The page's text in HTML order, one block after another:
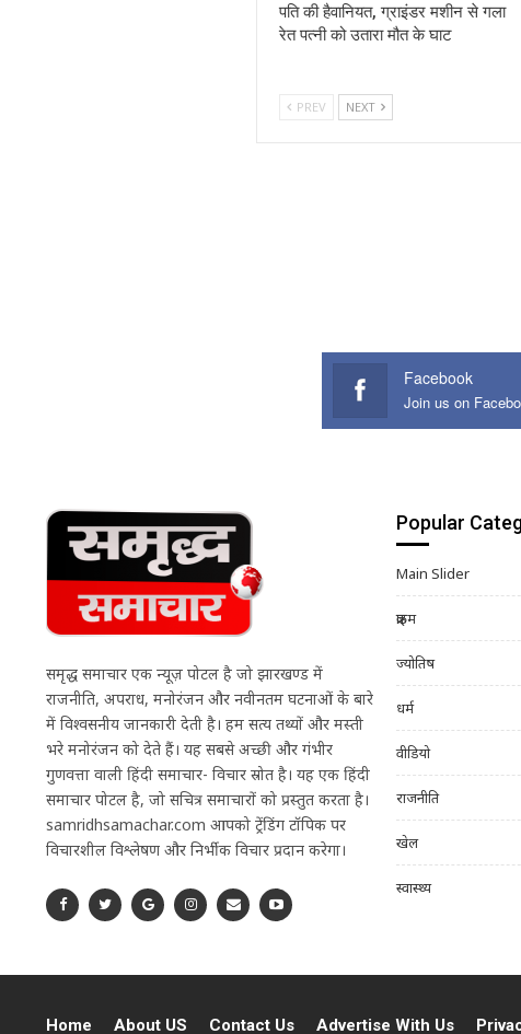
पति की हैवानियत, ग्राइंडर मशीन से गला
रेत पत्नी को उतारा मौत के घाट
PREV NEXT
Facebook
Join us on
समृद्ध समाचार एक न्यूज़ पोर्टल है जो झारखण्ड में
राजनीति, अपराध, मनोरंजन और नवीनतम घटनाओं के बारे
में विश्वसनीय जानकारी देती है। हम सत्य तथ्यों और मस्ती
भरे मनोरंजन को देते हैं। यह सबसे अच्छी और गंभीर
गुणवत्ता वाली हिंदी समाचार- विचार स्रोत है। यह एक हिंदी
समाचार पोर्टल है, जो सचित्र समाचारों को प्रस्तुत करता है।
samridhsamachar.com आपको ट्रेंडिंग टॉपिक पर
विचारशील विश्लेषण और निर्भीक विचार प्रदान करेगा।
Popular
Main Slider
क्राइम
ज्योतिष
धर्म
वीडियो
राजनीति
खेल
स्वास्थ्य
Home About US Contact Us Advertise With Us